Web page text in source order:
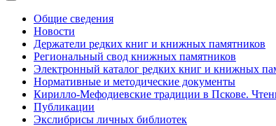
Общие сведения
Новости
Держатели редких книг и книжных памятников
Региональный свод книжных памятников
Электронный каталог редких книг и книжных
Нормативные и методические документы
Кирилло-Мефодиевские традиции в Пскове.
Публикации
Экслибрисы личных библиотек